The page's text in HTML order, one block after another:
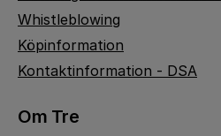
Whistleblowing
Köpinformation
Kontaktinformation - DSA
Om Tre